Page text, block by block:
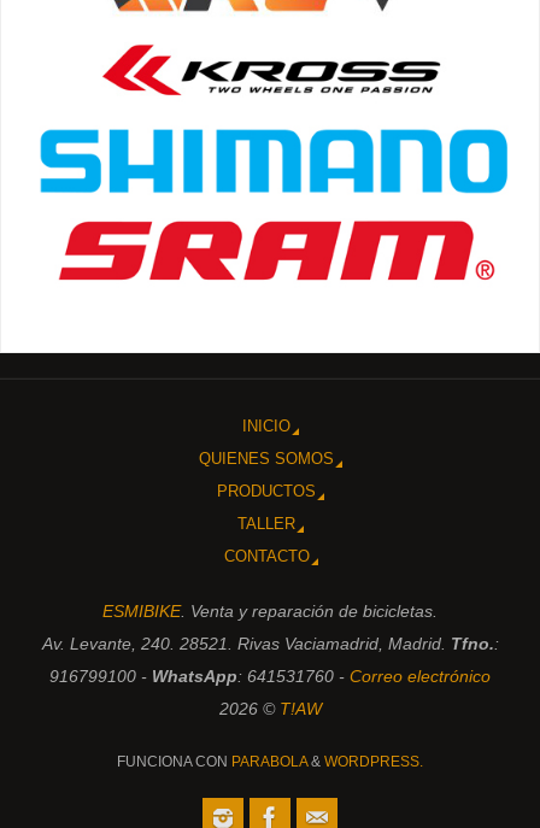
INICIO
QUIENES SOMOS
PRODUCTOS
TALLER
CONTACTO
ESMIBIKE. Venta y reparación de bicicletas.
Av. Levante, 240. 28521. Rivas Vaciamadrid, Madrid. Tfno.:
916799100 - WhatsApp: 641531760 - Correo electrónico
2026 © T!AW
FUNCIONA CON PARABOLA& WORDPRESS.